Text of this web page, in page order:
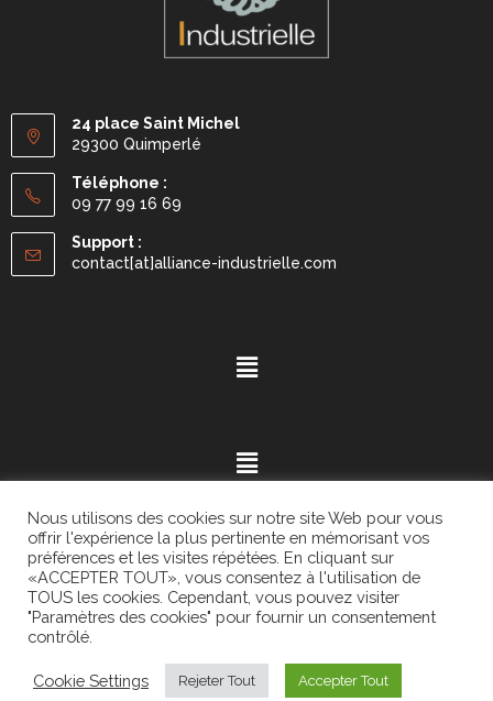
24 place Saint Michel
29300 Quimperlé
Téléphone :
09 77 99 16 69
Support :
contact[at]alliance-industrielle.com
Mention légales - ©2021.Alvaria. All Rights Reserved.
Nous utilisons des cookies sur notre site Web pour vous
offrir l'expérience la plus pertinente en mémorisant vos
préférences et les visites répétées. En cliquant sur
«ACCEPTER TOUT», vous consentez à l'utilisation de
TOUS les cookies. Cependant, vous pouvez visiter
"Paramètres des cookies" pour fournir un consentement
contrôlé.
Cookie Settings Rejeter Tout Accepter Tout